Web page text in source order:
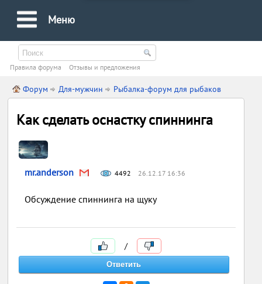
Меню
Правила форума Oтзывы и предложения
Форум Для-мужчин Рыбалка-форум для рыбаков
Как сделать оснастку спиннинга
mr.anderson 4492 26.12.17 16:36
Обсуждение спиннинга на щуку
/